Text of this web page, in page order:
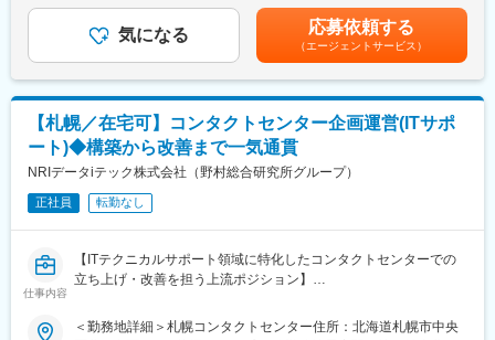
■同社の特徴・魅力：
【働きやすい環境】：社員の働く環境を整備するために、「プレ
ミアムフライデーの実施」や「スーパーフレックスタイムの導
入」、「在宅勤務制度の強化」など、新しい制度の構築に積極的
に取組んでいます。他にも「残業時間の削減」や「副業解禁」に
よる、プライベート時間の増加や自由度の高い働き方にも取り組
んでおります。
変更の範囲：会社の定める業務
・配属されたエリアの多様な業界の大手～中堅における、法人ソ
リューション営業（お客さまの課題を洗い出し、解決に導くソリ
ューションを提案）をお任せします。
スマホや固定電話、WANといったソフトバンクのコアとなる通信
インフラ領域はもちろん、デジタルマーケティング、
ロボティクス、Web広告等グループ全体のアセットやAI等の最新
技術も活用した幅広い提案が可能です。
＜具体的には＞
担当企業に対する提案活動やリレーション維持強化の活動
■魅力
ービスの提供を通じてお客さまの事業や社会に貢献していること
賞与（業績に応じて支給）賃金はあくまでも目安の金額であり、
選考を通じて上下する可能性があります。月給(月額)は固定手当を
気になる 応募依頼する
（エージェントサービス）
【札幌／在宅可】コンタクトセンター企画運営(ITサポ
ート)◆構築から改善まで一気通貫
NRIデータiテック株式会社（野村総合研究所グループ）
正社員 転勤なし
仕事内容
【ITテクニカルサポート領域に特化したコンタクトセンターでの
立ち上げ・改善を担う上流ポジション】
※こんな方にお薦め
＜勤務地詳細＞札幌コンタクトセンター住所：北海道札幌市中央